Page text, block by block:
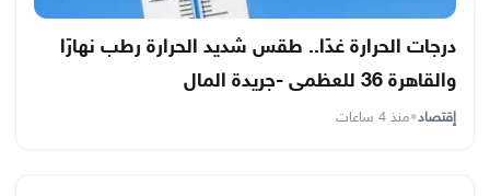
درجات الحرارة غدًا.. طقس شديد الحرارة رطب نهارًا
والقاهرة 36 للعظمى -جريدة المال
إقتصاد•منذ 4 ساعات